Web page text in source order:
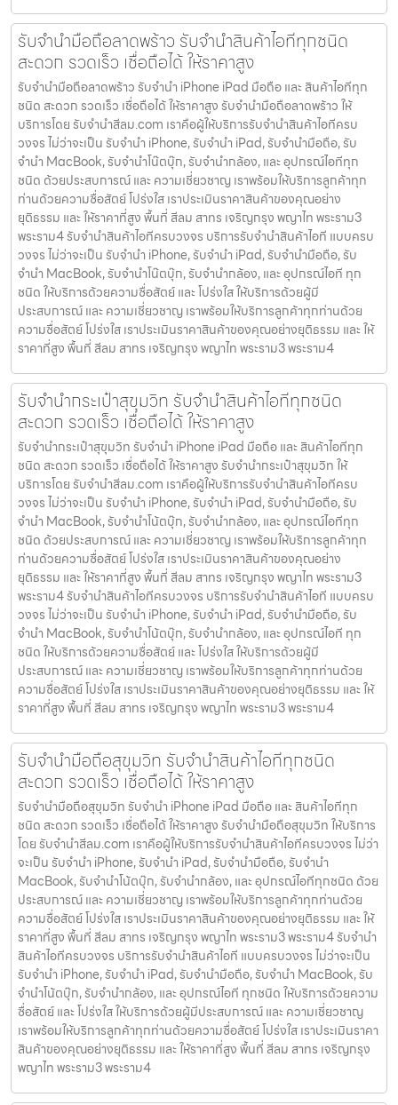
รับจำนำมือถือลาดพร้าว รับจำนำสินค้าไอทีทุกชนิด
สะดวก รวดเร็ว เชื่อถือได้ ให้ราคาสูง
รับจำนำมือถือลาดพร้าว รับจำนำ iPhone iPad มือถือ และ สินค้าไอทีทุก
ชนิด สะดวก รวดเร็ว เชื่อถือได้ ให้ราคาสูง รับจำนำมือถือลาดพร้าว ให้
บริการโดย รับจํานําสีลม.com เราคือผู้ให้บริการรับจำนำสินค้าไอทีครบ
วงจร ไม่ว่าจะเป็น รับจำนำ iPhone, รับจำนำ iPad, รับจำนำมือถือ, รับ
จำนำ MacBook, รับจำนำโน๊ตบุ๊ก, รับจำนำกล้อง, และ อุปกรณ์ไอทีทุก
ชนิด ด้วยประสบการณ์ และ ความเชี่ยวชาญ เราพร้อมให้บริการลูกค้าทุก
ท่านด้วยความซื่อสัตย์ โปร่งใส เราประเมินราคาสินค้าของคุณอย่าง
ยุติธรรม และ ให้ราคาที่สูง พื้นที่ สีลม สาทร เจริญกรุง พญาไท พระราม3
พระราม4 รับจำนำสินค้าไอทีครบวงจร บริการรับจำนำสินค้าไอที แบบครบ
วงจร ไม่ว่าจะเป็น รับจำนำ iPhone, รับจำนำ iPad, รับจำนำมือถือ, รับ
จำนำ MacBook, รับจำนำโน๊ตบุ๊ก, รับจำนำกล้อง, และ อุปกรณ์ไอที ทุก
ชนิด ให้บริการด้วยความซื่อสัตย์ และ โปร่งใส ให้บริการด้วยผู้มี
ประสบการณ์ และ ความเชี่ยวชาญ เราพร้อมให้บริการลูกค้าทุกท่านด้วย
ความซื่อสัตย์ โปร่งใส เราประเมินราคาสินค้าของคุณอย่างยุติธรรม และ ให้
ราคาที่สูง พื้นที่ สีลม สาทร เจริญกรุง พญาไท พระราม3 พระราม4
รับจำนำกระเป๋าสุขุมวิท รับจำนำสินค้าไอทีทุกชนิด
สะดวก รวดเร็ว เชื่อถือได้ ให้ราคาสูง
รับจำนำกระเป๋าสุขุมวิท รับจำนำ iPhone iPad มือถือ และ สินค้าไอทีทุก
ชนิด สะดวก รวดเร็ว เชื่อถือได้ ให้ราคาสูง รับจำนำกระเป๋าสุขุมวิท ให้
บริการโดย รับจํานําสีลม.com เราคือผู้ให้บริการรับจำนำสินค้าไอทีครบ
วงจร ไม่ว่าจะเป็น รับจำนำ iPhone, รับจำนำ iPad, รับจำนำมือถือ, รับ
จำนำ MacBook, รับจำนำโน้ตบุ๊ก, รับจำนำกล้อง, และ อุปกรณ์ไอทีทุก
ชนิด ด้วยประสบการณ์ และ ความเชี่ยวชาญ เราพร้อมให้บริการลูกค้าทุก
ท่านด้วยความซื่อสัตย์ โปร่งใส เราประเมินราคาสินค้าของคุณอย่าง
ยุติธรรม และ ให้ราคาที่สูง พื้นที่ สีลม สาทร เจริญกรุง พญาไท พระราม3
พระราม4 รับจำนำสินค้าไอทีครบวงจร บริการรับจำนำสินค้าไอที แบบครบ
วงจร ไม่ว่าจะเป็น รับจำนำ iPhone, รับจำนำ iPad, รับจำนำมือถือ, รับ
จำนำ MacBook, รับจำนำโน้ตบุ๊ก, รับจำนำกล้อง, และ อุปกรณ์ไอที ทุก
ชนิด ให้บริการด้วยความซื่อสัตย์ และ โปร่งใส ให้บริการด้วยผู้มี
ประสบการณ์ และ ความเชี่ยวชาญ เราพร้อมให้บริการลูกค้าทุกท่านด้วย
ความซื่อสัตย์ โปร่งใส เราประเมินราคาสินค้าของคุณอย่างยุติธรรม และ ให้
ราคาที่สูง พื้นที่ สีลม สาทร เจริญกรุง พญาไท พระราม3 พระราม4
รับจำนำมือถือสุขุมวิท รับจำนำสินค้าไอทีทุกชนิด
สะดวก รวดเร็ว เชื่อถือได้ ให้ราคาสูง
รับจำนำมือถือสุขุมวิท รับจำนำ iPhone iPad มือถือ และ สินค้าไอทีทุก
ชนิด สะดวก รวดเร็ว เชื่อถือได้ ให้ราคาสูง รับจำนำมือถือสุขุมวิท ให้บริการ
โดย รับจํานําสีลม.com เราคือผู้ให้บริการรับจำนำสินค้าไอทีครบวงจร ไม่ว่า
จะเป็น รับจำนำ iPhone, รับจำนำ iPad, รับจำนำมือถือ, รับจำนำ
MacBook, รับจำนำโน้ตบุ๊ก, รับจำนำกล้อง, และ อุปกรณ์ไอทีทุกชนิด ด้วย
ประสบการณ์ และ ความเชี่ยวชาญ เราพร้อมให้บริการลูกค้าทุกท่านด้วย
ความซื่อสัตย์ โปร่งใส เราประเมินราคาสินค้าของคุณอย่างยุติธรรม และ ให้
ราคาที่สูง พื้นที่ สีลม สาทร เจริญกรุง พญาไท พระราม3 พระราม4 รับจำนำ
สินค้าไอทีครบวงจร บริการรับจำนำสินค้าไอที แบบครบวงจร ไม่ว่าจะเป็น
รับจำนำ iPhone, รับจำนำ iPad, รับจำนำมือถือ, รับจำนำ MacBook, รับ
จำนำโน้ตบุ๊ก, รับจำนำกล้อง, และ อุปกรณ์ไอที ทุกชนิด ให้บริการด้วยความ
ซื่อสัตย์ และ โปร่งใส ให้บริการด้วยผู้มีประสบการณ์ และ ความเชี่ยวชาญ
เราพร้อมให้บริการลูกค้าทุกท่านด้วยความซื่อสัตย์ โปร่งใส เราประเมินราคา
สินค้าของคุณอย่างยุติธรรม และ ให้ราคาที่สูง พื้นที่ สีลม สาทร เจริญกรุง
พญาไท พระราม3 พระราม4